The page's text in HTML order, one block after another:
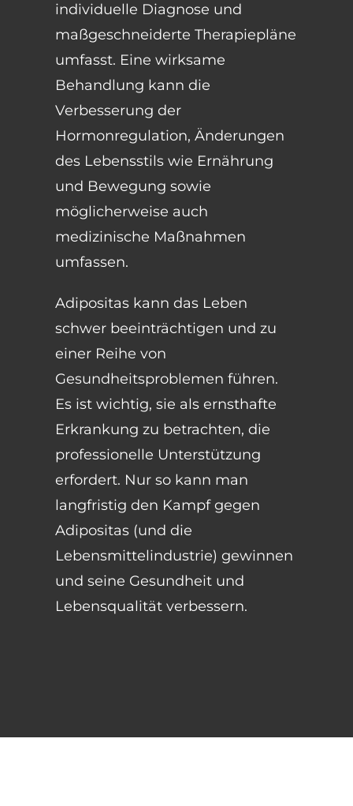
individuelle Diagnose und
maßgeschneiderte Therapiepläne
umfasst. Eine wirksame
Behandlung kann die
Verbesserung der
Hormonregulation, Änderungen
des Lebensstils wie Ernährung
und Bewegung sowie
möglicherweise auch
medizinische Maßnahmen
umfassen.
Adipositas kann das Leben
schwer beeinträchtigen und zu
einer Reihe von
Gesundheitsproblemen führen.
Es ist wichtig, sie als ernsthafte
Erkrankung zu betrachten, die
professionelle Unterstützung
erfordert. Nur so kann man
langfristig den Kampf gegen
Adipositas (und die
Lebensmittelindustrie) gewinnen
und seine Gesundheit und
Lebensqualität verbessern.